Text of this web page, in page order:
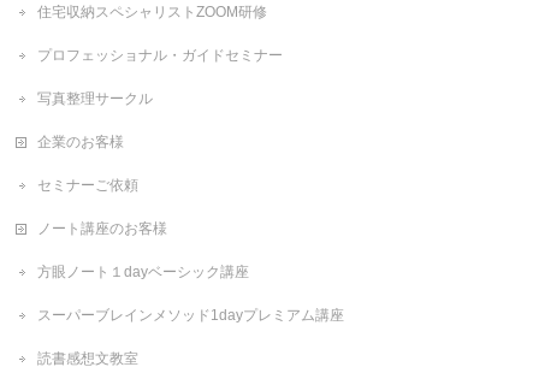
住宅収納スペシャリストZOOM研修
プロフェッショナル・ガイドセミナー
写真整理サークル
企業のお客様
セミナーご依頼
ノート講座のお客様
方眼ノート１dayベーシック講座
スーパーブレインメソッド1dayプレミアム講座
読書感想文教室